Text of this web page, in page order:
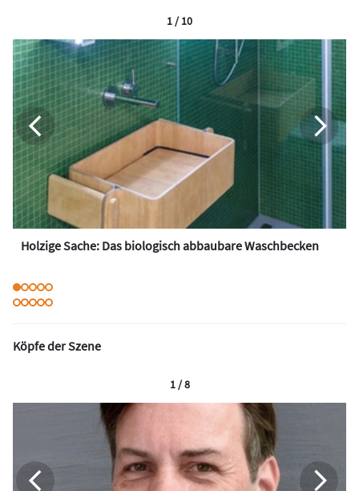
Holzige Sache: Das biologisch abbaubare Waschbecken
1 / 10
Köpfe der Szene
1 / 8